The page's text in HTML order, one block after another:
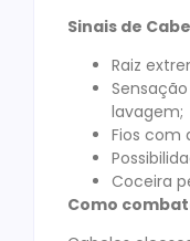
Sinais de
Raiz
lavagem;
Fios com
Coceira
Como